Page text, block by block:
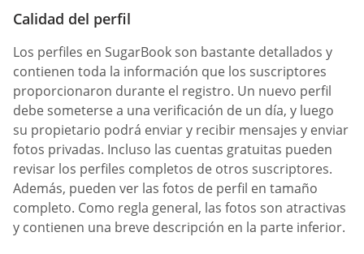
Calidad del perfil
Los perfiles en SugarBook son bastante detallados y
contienen toda la información que los suscriptores
proporcionaron durante el registro. Un nuevo perfil
debe someterse a una verificación de un día, y luego
su propietario podrá enviar y recibir mensajes y enviar
fotos privadas. Incluso las cuentas gratuitas pueden
revisar los perfiles completos de otros suscriptores.
Además, pueden ver las fotos de perfil en tamaño
completo. Como regla general, las fotos son atractivas
y contienen una breve descripción en la parte inferior.